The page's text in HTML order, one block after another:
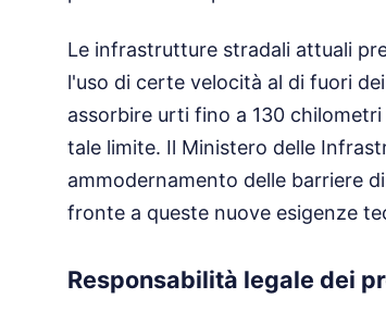
Le infrastrutture stradali attuali
l'uso di certe velocità al di fuori
assorbire urti fino a 130
tale limite. Il Ministero delle
ammodernamento delle barriere
fronte a queste nuove esigenze
Responsabilità legale dei